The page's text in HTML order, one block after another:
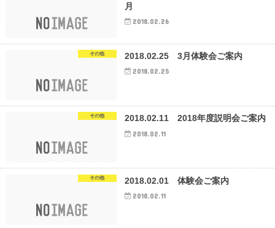
月
2018.02.26
その他 2018.02.25 3月体験会ご案内
2018.02.25
その他 2018.02.11 2018年度説明会ご案内
2018.02.11
その他 2018.02.01 体験会ご案内
2018.02.11